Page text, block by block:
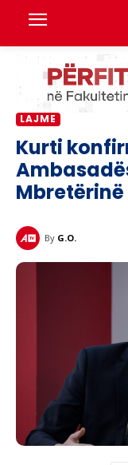
LAJME
Kurti
By G.O.